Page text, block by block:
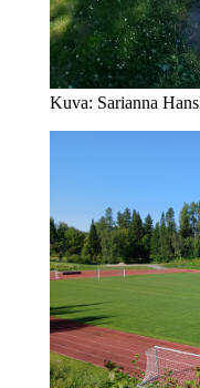
Kuva: Sarianna